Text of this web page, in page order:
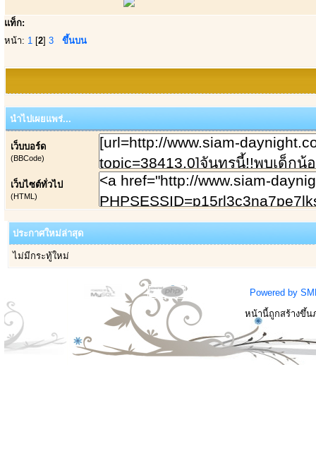
แท็ก:
หน้า: 1 [2] 3 ขึ้นบน
นำไปเผยแพร่...
เว็บบอร์ด
(BBCode)
เว็บไซต์ทั่วไป
(HTML)
ประกาศใหม่ล่าสุด
ไม่มีกระทู้ใหม่
Powered by
หน้านี้ถูกสร้างขึ้น